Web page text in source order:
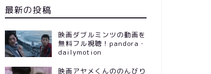
最新の投稿
映画ダブルミンツの動画を
無料フル視聴！pandora・
dailymotion
映画アヤメくんののんびり